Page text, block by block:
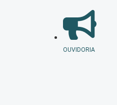
OUVIDORIA